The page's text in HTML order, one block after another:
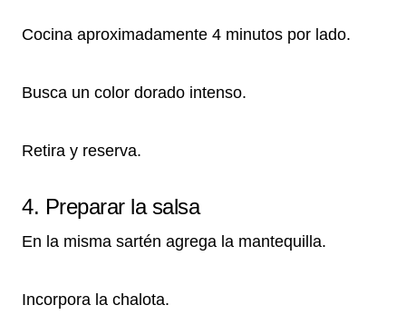
Cocina aproximadamente 4 minutos por lado.
Busca un color dorado intenso.
Retira y reserva.
4. Preparar la salsa
En la misma sartén agrega la mantequilla.
Incorpora la chalota.